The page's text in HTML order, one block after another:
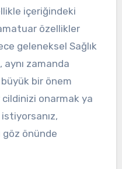
içeriğindeki
özellikler
geleneksel Sağlık
zamanda
bir önem
cildinizi onarmak ya
göz önünde